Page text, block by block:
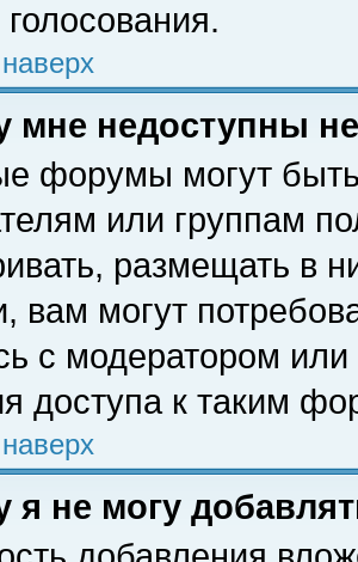
мне недоступны
форумы могут
или группам
размещать в
вам могут
с модератором
доступа к таким
я не могу